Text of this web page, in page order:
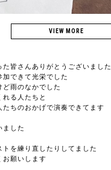
た皆さんありがとうございました
加できて光栄でした
ど雨のなかでした
れる人たちと
たちのおかげで演奏できてます
ました
トを練り直したりしてました
お願いします